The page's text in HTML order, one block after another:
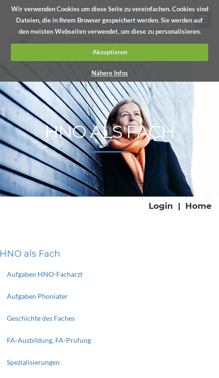
Wir verwenden Cookies um diese Seite zu vereinfachen. Cookies sind
Dateien, die in Ihrem Browser gespeichert werden. Sie werden auf
den meisten Webseiten verwendet, um diese zu personalisieren.
Akzeptieren
Nähere Infos
HNO ALS FACH
Login | Home
HNO als Fach
Aufgaben HNO-Facharzt
Aufgaben Phoniater
Geschichte des Faches
FA-Ausbildung, FA-Prüfung
Spezialisierungen